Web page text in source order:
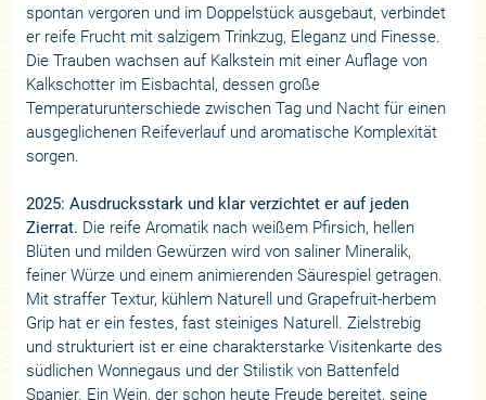
spontan vergoren und im Doppelstück ausgebaut, verbindet
er reife Frucht mit salzigem Trinkzug, Eleganz und Finesse.
Die Trauben wachsen auf Kalkstein mit einer Auflage von
Kalkschotter im Eisbachtal, dessen große
Temperaturunterschiede zwischen Tag und Nacht für einen
ausgeglichenen Reifeverlauf und aromatische Komplexität
sorgen.
2025: Ausdrucksstark und klar verzichtet er auf jeden
Zierrat. Die reife Aromatik nach weißem Pfirsich, hellen
Blüten und milden Gewürzen wird von saliner Mineralik,
feiner Würze und einem animierenden Säurespiel getragen.
Mit straffer Textur, kühlem Naturell und Grapefruit-herbem
Grip hat er ein festes, fast steiniges Naturell. Zielstrebig
und strukturiert ist er eine charakterstarke Visitenkarte des
südlichen Wonnegaus und der Stilistik von Battenfeld
Spanier. Ein Wein, der schon heute Freude bereitet, seine